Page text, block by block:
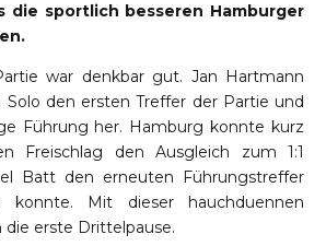
die sportlich besseren Hamburger
war denkbar gut. Jan Hartmann
den ersten Treffer der Partie und
Führung her. Hamburg konnte kurz
Freischlag den Ausgleich zum 1:1
Batt den erneuten Führungstreffer
konnte. Mit dieser hauchduennen
die erste Drittelpause.